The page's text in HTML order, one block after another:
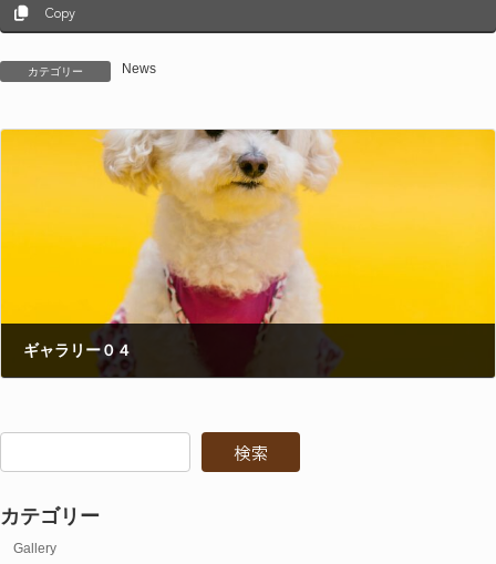
Copy
カテゴリー News
ギャラリー０４
検索
カテゴリー
Gallery